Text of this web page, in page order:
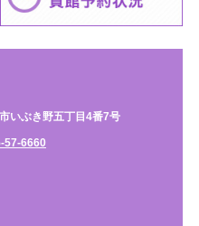
いぶき野五丁目4番7号
57-6660